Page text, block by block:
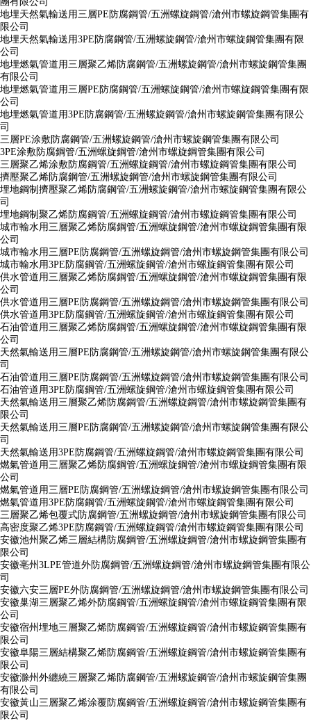
地埋天然氣輸送用三層PE防腐鋼管/五洲螺旋鋼管/滄州市螺旋鋼管集團有
限公司
地埋天然氣輸送用3PE防腐鋼管/五洲螺旋鋼管/滄州市螺旋鋼管集團有限
公司
地埋燃氣管道用三層聚乙烯防腐鋼管/五洲螺旋鋼管/滄州市螺旋鋼管集團
有限公司
地埋燃氣管道用三層PE防腐鋼管/五洲螺旋鋼管/滄州市螺旋鋼管集團有限
公司
地埋燃氣管道用3PE防腐鋼管/五洲螺旋鋼管/滄州市螺旋鋼管集團有限公
司
三層PE涂敷防腐鋼管/五洲螺旋鋼管/滄州市螺旋鋼管集團有限公司
3PE涂敷防腐鋼管/五洲螺旋鋼管/滄州市螺旋鋼管集團有限公司
三層聚乙烯涂敷防腐鋼管/五洲螺旋鋼管/滄州市螺旋鋼管集團有限公司
擠壓聚乙烯防腐鋼管/五洲螺旋鋼管/滄州市螺旋鋼管集團有限公司
埋地鋼制擠壓聚乙烯防腐鋼管/五洲螺旋鋼管/滄州市螺旋鋼管集團有限公
司
埋地鋼制聚乙烯防腐鋼管/五洲螺旋鋼管/滄州市螺旋鋼管集團有限公司
城市輸水用三層聚乙烯防腐鋼管/五洲螺旋鋼管/滄州市螺旋鋼管集團有限
公司
城市輸水用三層PE防腐鋼管/五洲螺旋鋼管/滄州市螺旋鋼管集團有限公司
城市輸水用3PE防腐鋼管/五洲螺旋鋼管/滄州市螺旋鋼管集團有限公司
供水管道用三層聚乙烯防腐鋼管/五洲螺旋鋼管/滄州市螺旋鋼管集團有限
公司
供水管道用三層PE防腐鋼管/五洲螺旋鋼管/滄州市螺旋鋼管集團有限公司
供水管道用3PE防腐鋼管/五洲螺旋鋼管/滄州市螺旋鋼管集團有限公司
石油管道用三層聚乙烯防腐鋼管/五洲螺旋鋼管/滄州市螺旋鋼管集團有限
公司
天然氣輸送用三層PE防腐鋼管/五洲螺旋鋼管/滄州市螺旋鋼管集團有限公
司
石油管道用三層PE防腐鋼管/五洲螺旋鋼管/滄州市螺旋鋼管集團有限公司
石油管道用3PE防腐鋼管/五洲螺旋鋼管/滄州市螺旋鋼管集團有限公司
天然氣輸送用三層聚乙烯防腐鋼管/五洲螺旋鋼管/滄州市螺旋鋼管集團有
限公司
天然氣輸送用三層PE防腐鋼管/五洲螺旋鋼管/滄州市螺旋鋼管集團有限公
司
天然氣輸送用3PE防腐鋼管/五洲螺旋鋼管/滄州市螺旋鋼管集團有限公司
燃氣管道用三層聚乙烯防腐鋼管/五洲螺旋鋼管/滄州市螺旋鋼管集團有限
公司
燃氣管道用三層PE防腐鋼管/五洲螺旋鋼管/滄州市螺旋鋼管集團有限公司
燃氣管道用3PE防腐鋼管/五洲螺旋鋼管/滄州市螺旋鋼管集團有限公司
三層聚乙烯包覆式防腐鋼管/五洲螺旋鋼管/滄州市螺旋鋼管集團有限公司
高密度聚乙烯3PE防腐鋼管/五洲螺旋鋼管/滄州市螺旋鋼管集團有限公司
安徽池州聚乙烯三層結構防腐鋼管/五洲螺旋鋼管/滄州市螺旋鋼管集團有
限公司
安徽亳州3LPE管道外防腐鋼管/五洲螺旋鋼管/滄州市螺旋鋼管集團有限公
司
安徽六安三層PE外防腐鋼管/五洲螺旋鋼管/滄州市螺旋鋼管集團有限公司
安徽巢湖三層聚乙烯外防腐鋼管/五洲螺旋鋼管/滄州市螺旋鋼管集團有限
公司
安徽宿州埋地三層聚乙烯防腐鋼管/五洲螺旋鋼管/滄州市螺旋鋼管集團有
限公司
安徽阜陽三層結構聚乙烯防腐鋼管/五洲螺旋鋼管/滄州市螺旋鋼管集團有
限公司
安徽滁州外纏繞三層聚乙烯防腐鋼管/五洲螺旋鋼管/滄州市螺旋鋼管集團
有限公司
安徽黃山三層聚乙烯涂覆防腐鋼管/五洲螺旋鋼管/滄州市螺旋鋼管集團有
限公司